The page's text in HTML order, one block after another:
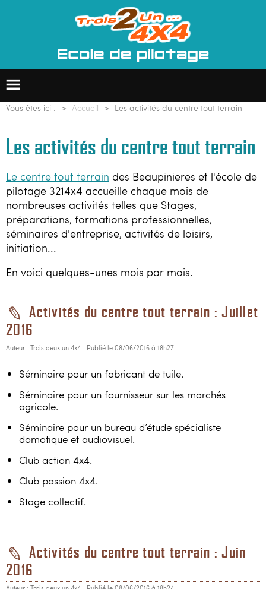
Ecole de pilotage 4x4
Formation professionnelle
Groupes & entreprises
Raids 4x4
Loisirs
3214x4@gmail.com
Vous êtes ici : Accueil Les activités du centre tout terrain
Les activités du centre tout terrain
Le centre tout terrain des Beaupinieres et l'école de
pilotage 3214x4 accueille chaque mois de
nombreuses activités telles que Stages,
préparations, formations professionnelles,
séminaires d'entreprise, activités de loisirs,
initiation...
En voici quelques-unes mois par mois.
Activités du centre tout terrain : Juillet
2016
Auteur : Trois deux un 4x4 Publié le 08/06/2016 à 18h27
Séminaire pour un fabricant de tuile.
Séminaire pour un fournisseur sur les marchés
agricole.
Séminaire pour un bureau d’étude spécialiste
domotique et audiovisuel.
Club action 4x4.
Club passion 4x4.
Stage collectif.
Activités du centre tout terrain : Juin
2016